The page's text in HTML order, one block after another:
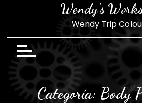
r
a
Wendy's
Wendy Trip
Categoría: Body